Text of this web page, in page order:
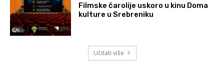
Filmske čarolije uskoro u kinu Doma
kulture u Srebreniku
Učitati više